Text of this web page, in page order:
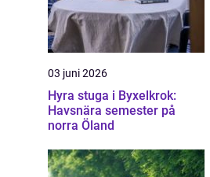
03 juni 2026
Hyra stuga i Byxelkrok:
Havsnära semester på
norra Öland